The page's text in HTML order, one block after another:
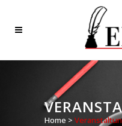
Home >